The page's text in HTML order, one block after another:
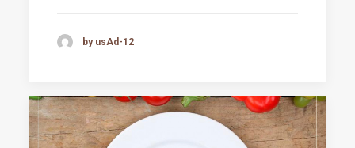
by usAd-12